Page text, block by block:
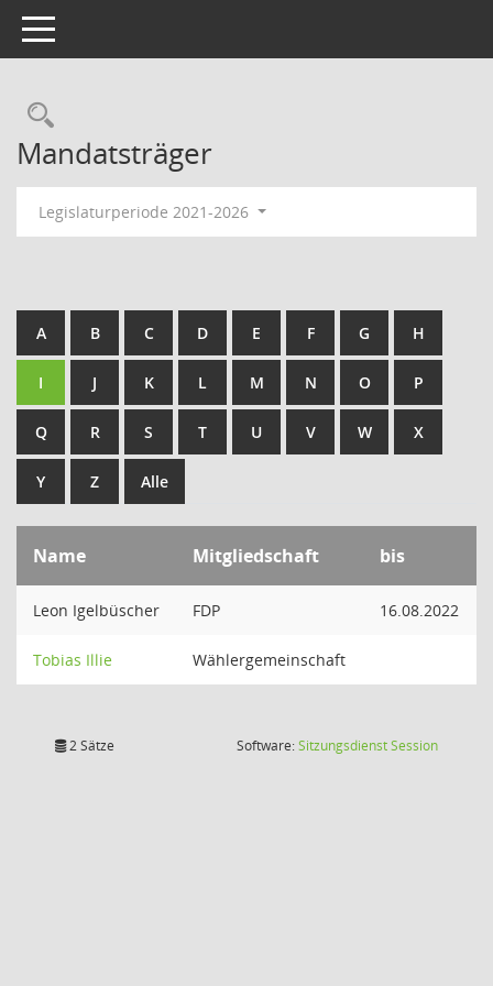
Toggle navigation
Rechercheauswahl
Mandatsträger
Legislaturperiode 2021-2026
A B C D E F G H
I J K L M N O P
Q R S T U V W X
Y Z Alle
Name Mitgliedschaft bis
Leon Igelbüscher FDP 16.08.2022
Tobias Illie Wählergemeinschaft
2 Sätze Software:SitzungsdienstSession(Wird in